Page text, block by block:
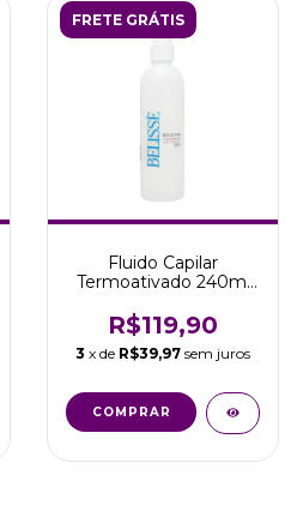
FRETE GRÁTIS
Fluido Capilar
Termoativado 240ml
R$119,90
3 x de R$39,97 sem juros